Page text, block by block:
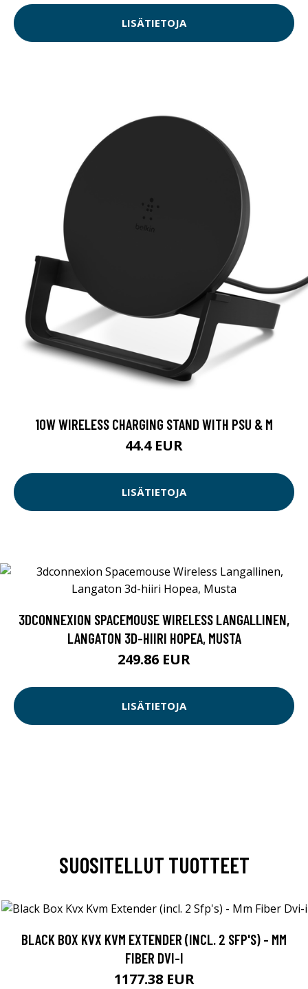
LISÄTIETOJA
10W WIRELESS CHARGING STAND WITH PSU & M
44.4 EUR
LISÄTIETOJA
3DCONNEXION SPACEMOUSE WIRELESS LANGALLINEN,
LANGATON 3D-HIIRI HOPEA, MUSTA
249.86 EUR
LISÄTIETOJA
SUOSITELLUT TUOTTEET
BLACK BOX KVX KVM EXTENDER (INCL. 2 SFP'S) - MM
FIBER DVI-I
1177.38 EUR